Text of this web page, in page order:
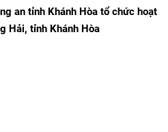
an tỉnh Khánh Hòa tổ chức hoạt
Hải, tỉnh Khánh Hòa